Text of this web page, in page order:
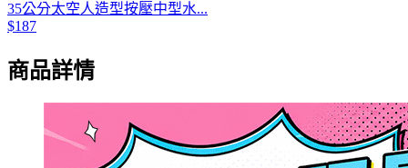
35公分太空人造型按壓中型水...
$187
商品詳情